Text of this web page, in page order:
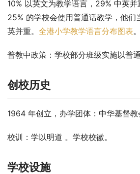
10% 以英文为教学语言，29% 中英
25% 的学校会使用普通话教学，他们
英并重。 全港小学教学语言分布图表。
普教中政策 ：学校部分班级实施以普
创校历史
1964 年创立，办学团体：中华基督
校训：学以明道 。学校校徽。
学校设施